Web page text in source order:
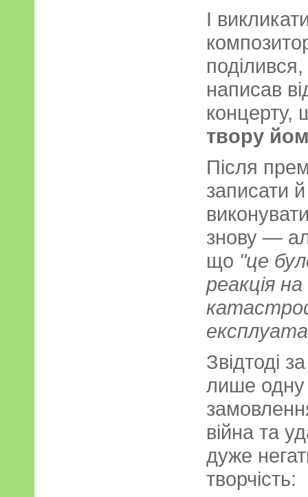
І
поділився,
написав
концерту,
твору
Після
записати
знову —
що "це
реакція
Звідтоді
лише одну
війна та
дуже
творчість: